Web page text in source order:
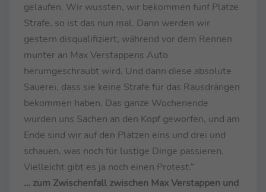
gelaufen. Wir wussten, wir bekommen fünf Plätze
Strafe, so ist das nun mal. Dann werden wir
gestern disqualifiziert, während vor dem Rennen
munter an Max Verstappens Auto
herumgeschraubt wird. Und dann diese absolute
Sauerei, dass sie keine Strafe für das Rausdrängen
bekommen haben. Das ganze Wochenende
wurden uns Sachen an den Kopf geworfen, und am
Ende sind wir auf den Plätzen eins und drei und
schauen, was noch für lustige Dinge passieren.
Vielleicht gibt es ja noch einen Protest.“
… zum Zwischenfall zwischen Max Verstappen und